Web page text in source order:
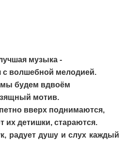
музыка -
с волшебной мелодией.
будем вдвоём
мотив.
вверх поднимаются,
их детишки, стараются.
радует душу и слух каждый